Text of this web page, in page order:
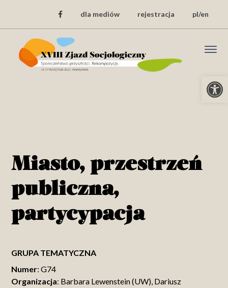
dla mediów rejestracja pl/en
Miasto, przestrzeń
publiczna,
partycypacja
GRUPA TEMATYCZNA
Numer: G74
Organizacja: Barbara Lewenstein (UW), Dariusz